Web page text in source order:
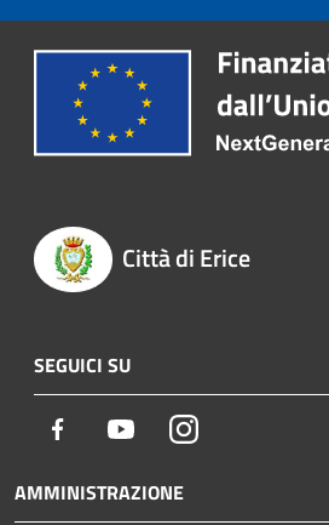
Città di Erice
SEGUICI SU
Facebook YoutubeInstagram
AMMINISTRAZIONE